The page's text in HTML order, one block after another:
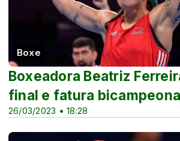
Boxe
26/03/2023 • 18:28
Boxeadora Beatriz
final e fatura